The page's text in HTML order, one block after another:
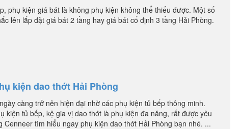
phụ kiện giá bát là không phụ kiện không thể thiếu được. Một số
lên lắp đặt giá bát 2 tầng hay giá bát cố định 3 tầng Hải Phòng.
kiện dao thớt Hải Phòng
càng trở nên hiện đại nhờ các phụ kiện tủ bếp thông minh.
kiện tủ bếp, kệ gia vị dao thớt là phụ kiện đa năng, rất được yêu
Cenneer tìm hiểu ngay phụ kiện dao thớt Hải Phòng bạn nhé. ...